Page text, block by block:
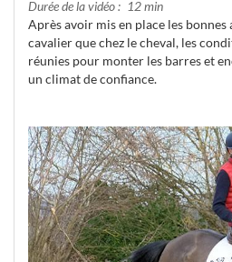
Durée de la vidéo
12 min
Après avoir mis en place les
cavalier que chez le cheval, les
réunies pour monter les barres et
un climat de confiance.